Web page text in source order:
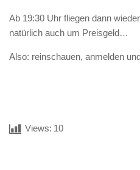
Ab 19:30 Uhr fliegen dann
natürlich auch um Preisgeld…
Also: reinschauen, anmelden
Views: 10